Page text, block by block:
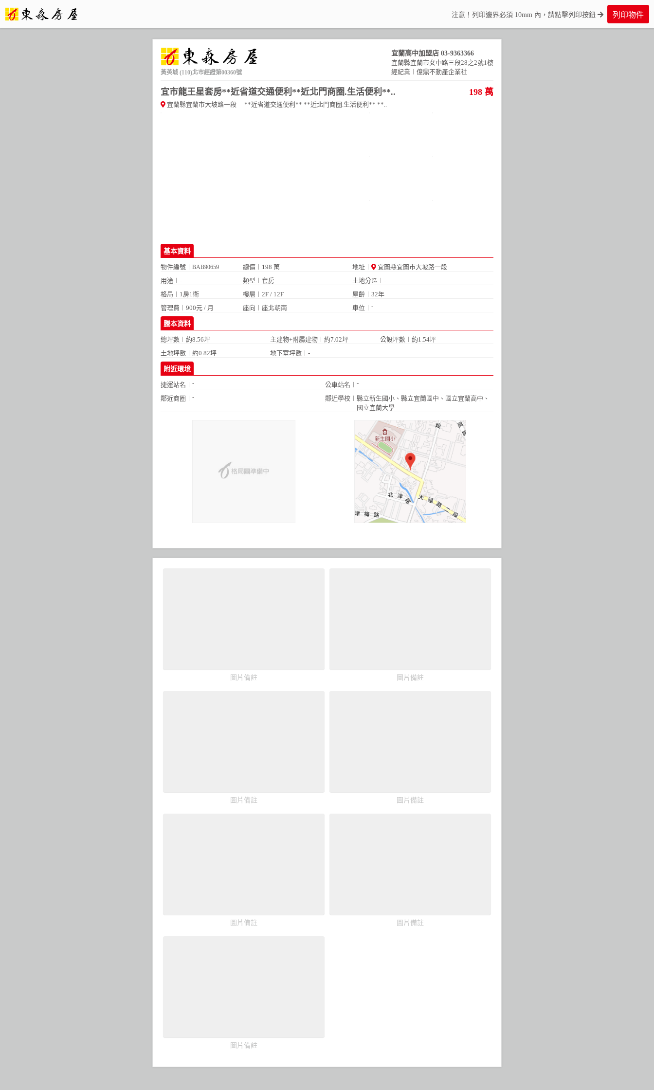
注意！列印邊界必須 10mm 內，請點擊列印按鈕 列印物件
黃英城 (110)北市經證第00360號
宜蘭高中加盟店 03-9363366
宜蘭縣宜蘭市女中路三段28之2號1樓
經紀業︱億鼎不動產企業社
宜市龍王星套房**近省道交通便利**近北門商圈.生活便利**..
宜蘭縣宜蘭市大坡路一段 **近省道交通便利** **近北門商圈.生活便利** **..
198 萬
基本資料
物件編號︱ BAB90659 總價︱198 萬 地址︱
宜蘭縣宜蘭市大坡路一段
用途︱-
類型︱套房
土地分區︱-
格局︱ 1房1衛 樓層︱2F / 12F
屋齡︱32年
管理費︱900元 / 月
座向︱座北朝南 車位︱-
謄本資料
總坪數︱約8.56坪 主建物+附屬建物︱約7.02坪
公設坪數︱約1.54坪
土地坪數︱約0.82坪
地下室坪數︱-
附近環境
捷運站名︱ - 公車站名︱ -
鄰近商圈︱ - 鄰近學校︱ 縣立新生國小、 縣立宜蘭國中 、 國立宜蘭高中 、
國立宜蘭大學